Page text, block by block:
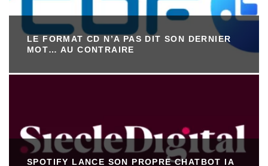
LE FORMAT CD N’A PAS DIT SON DERNIER
MOT… AU CONTRAIRE
SPOTIFY LANCE SON PROPRE CHATBOT IA